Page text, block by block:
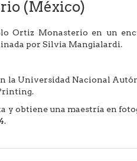
(México)
Ortiz Monasterio en un
por Silvia Mangialardi.
la Universidad Nacional
y obtiene una maestría en